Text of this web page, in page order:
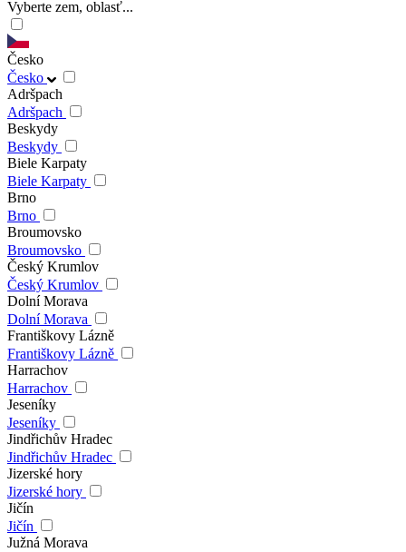
Vyberte zem, oblasť...
Česko
Česko
Adršpach
Adršpach
Beskydy
Beskydy
Biele Karpaty
Biele Karpaty
Brno
Brno
Broumovsko
Broumovsko
Český Krumlov
Český Krumlov
Dolní Morava
Dolní Morava
Františkovy Lázně
Františkovy Lázně
Harrachov
Harrachov
Jeseníky
Jeseníky
Jindřichův Hradec
Jindřichův Hradec
Jizerské hory
Jizerské hory
Jičín
Jičín
Južná Morava